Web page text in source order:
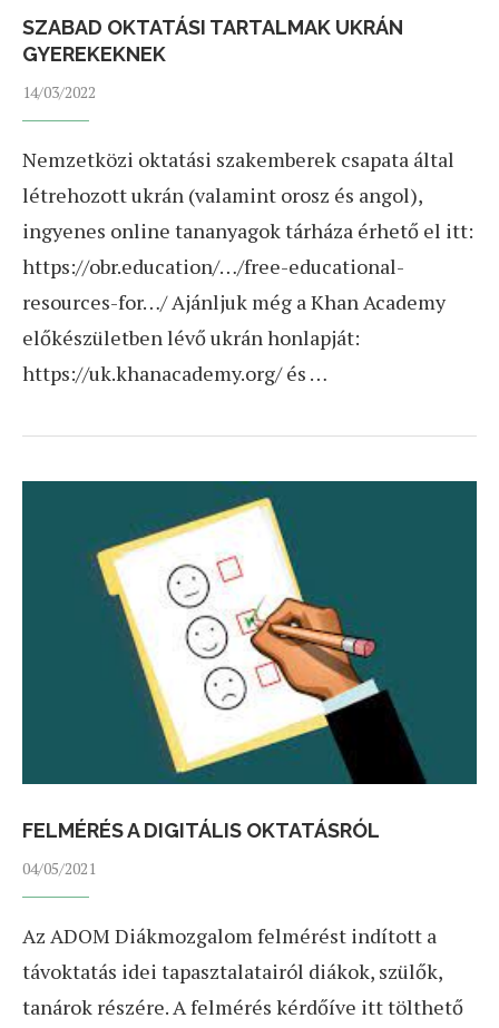
SZABAD OKTATÁSI TARTALMAK UKRÁN
GYEREKEKNEK
14/03/2022
Nemzetközi oktatási szakemberek csapata által
létrehozott ukrán (valamint orosz és angol),
ingyenes online tananyagok tárháza érhető el itt:
https://obr.education/…/free-educational-
resources-for…/ Ajánljuk még a Khan Academy
előkészületben lévő ukrán honlapját:
https://uk.khanacademy.org/ és …
FELMÉRÉS A DIGITÁLIS OKTATÁSRÓL
04/05/2021
Az ADOM Diákmozgalom felmérést indított a
távoktatás idei tapasztalatairól diákok, szülők,
tanárok részére. A felmérés kérdőíve itt tölthető